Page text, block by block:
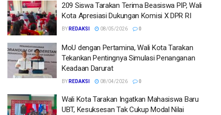
209 Siswa Tarakan Terima Beasiswa PIP, Wali
Kota Apresiasi Dukungan Komisi X DPR RI
BY REDAKSI 08/05/2026 0
MoU dengan Pertamina, Wali Kota Tarakan
Tekankan Pentingnya Simulasi Penanganan
Keadaan Darurat
BY REDAKSI 08/04/2026 0
Wali Kota Tarakan Ingatkan Mahasiswa Baru
UBT, Kesuksesan Tak Cukup Modal Nilai